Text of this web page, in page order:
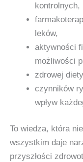
kontrolnych,
leków,
aktywności
możliwości
zdrowej
czynników
wpływ
To wiedza, która
wszystkim daje
przyszłości